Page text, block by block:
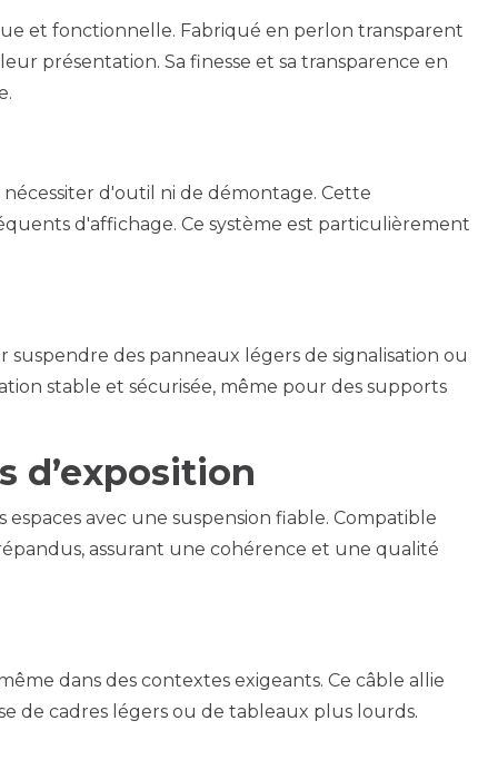
et fonctionnelle. Fabriqué en perlon transparent
présentation. Sa finesse et sa transparence en
d'outil ni de démontage. Cette
d'affichage. Ce système est particulièrement
des panneaux légers de signalisation ou
stable et sécurisée, même pour des supports
d’exposition
avec une suspension fiable. Compatible
assurant une cohérence et une qualité
dans des contextes exigeants. Ce câble allie
de cadres légers ou de tableaux plus lourds.